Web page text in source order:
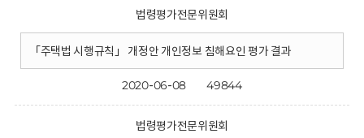
법령평가전문위원회
「주택법 시행규칙」 개정안 개인정보 침해요인 평가 결과
2020-06-08 49844
법령평가전문위원회